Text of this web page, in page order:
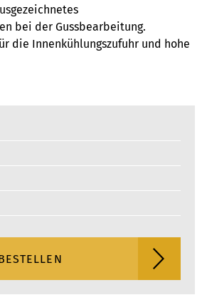
bei der Gussbearbeitung.
die Innenkühlungszufuhr und hohe